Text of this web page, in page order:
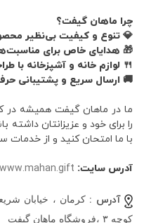
چرا ماهان گیفت؟
💎 تنوع و کیفیت بی‌نظیر
🎁 هدایای خاص برای
🍴 لوازم خانه و آشپزخانه با
🚚 ارسال سریع و پشتیبانی
ما در ماهان گیفت همیشه در
را برای خود و عزیزانتان
با ما امتحان کنید و از
آدرس سایت: www.mahan.gift
آدرس :کرمان ، خیابان
کوچه ۳ ،فروشگاه ماهان گیفت